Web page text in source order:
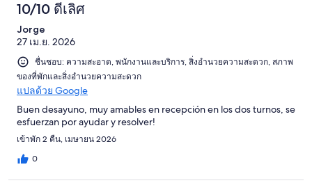
10/10 ดีเลิศ
Jorge
27 เม.ย. 2026
ชื่นชอบ: ความสะอาด, พนักงานและบริการ, สิ่งอำนวยความสะดวก, สภาพ
ของที่พักและสิ่งอำนวยความสะดวก
แปลด้วย Google
Buen desayuno, muy amables en recepción en los dos turnos, se
esfuerzan por ayudar y resolver!
เข้าพัก 2 คืน, เมษายน 2026
0